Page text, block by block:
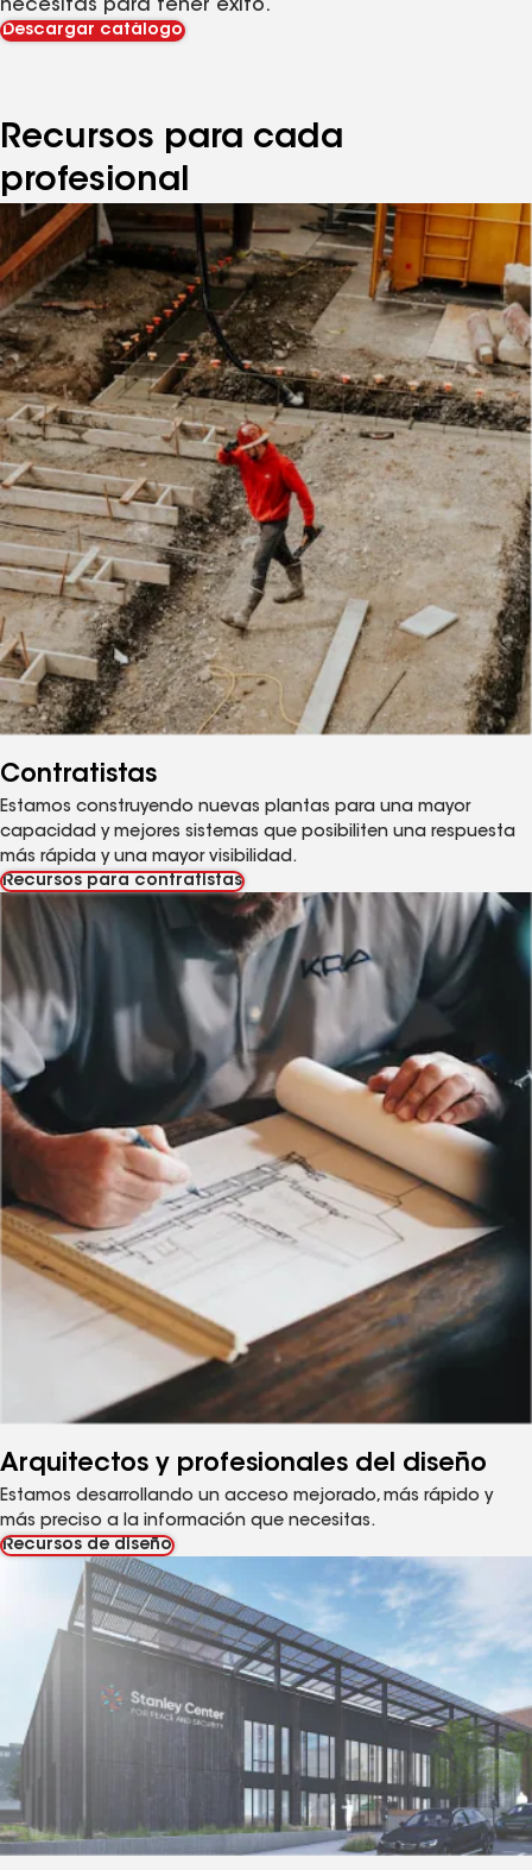
necesitas para tener éxito.
Descargar catálogo
Recursos para cada
profesional
Contratistas
Estamos construyendo nuevas plantas para una mayor
capacidad y mejores sistemas que posibiliten una respuesta
más rápida y una mayor visibilidad.
Recursos para contratistas
Arquitectos y profesionales del diseño
Estamos desarrollando un acceso mejorado, más rápido y
más preciso a la información que necesitas.
Recursos de diseño